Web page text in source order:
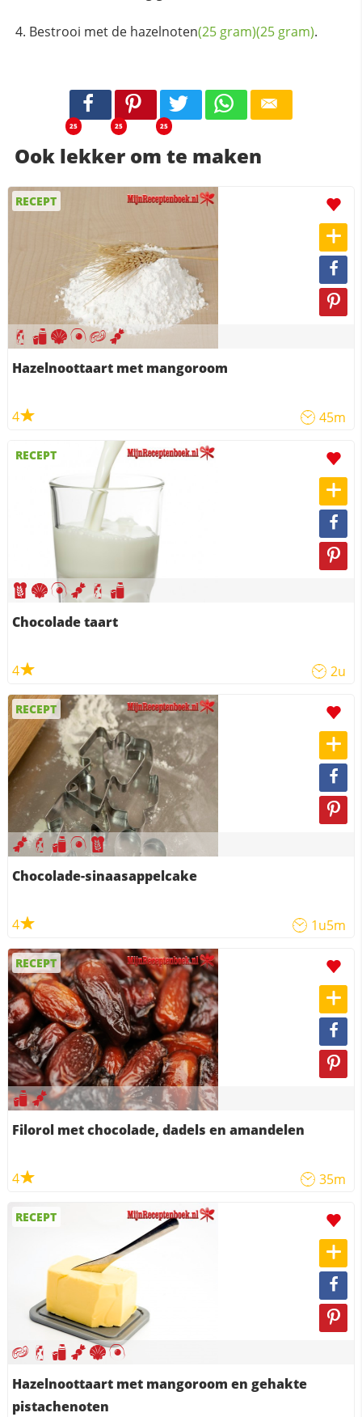
Bestrooi met de hazelnoten(25 gram)(25 gram).
25 25 25
Ook lekker om te maken
RECEPT
Hazelnoottaart met mangoroom
4 45m
RECEPT
Chocolade taart
4 2u
RECEPT
Chocolade-sinaasappelcake
4 1u5m
RECEPT
Filorol met chocolade, dadels en amandelen
4 35m
RECEPT
Hazelnoottaart met mangoroom en gehakte
pistachenoten